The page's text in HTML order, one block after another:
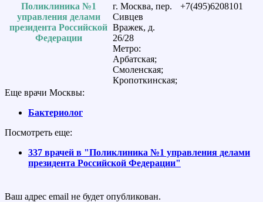
Поликлиника №1
управления делами
президента Российской
Федерации
г. Москва, пер.
Сивцев
Вражек, д.
26/28
Метро:
Арбатская;
Смоленская;
Кропоткинская;
+7(495)6208101
Еще врачи Москвы:
Бактериолог
Посмотреть еще:
337 врачей в "Поликлиника №1 управления делами
президента Российской Федерации"
Ваш адрес email не будет опубликован.